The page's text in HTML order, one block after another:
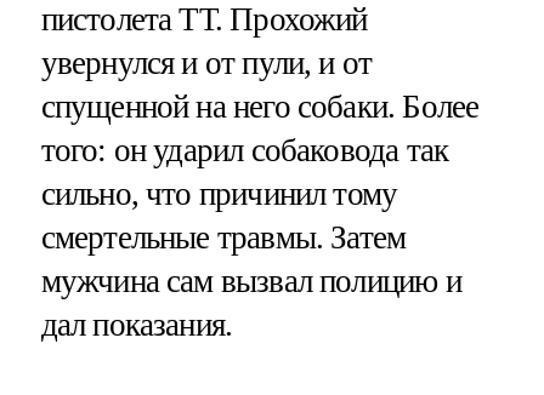
пистолета ТТ. Прохожий
увернулся и от пули, и от
спущенной на него собаки. Более
того: он ударил собаковода так
сильно, что причинил тому
смертельные травмы. Затем
мужчина сам вызвал полицию и
дал показания.